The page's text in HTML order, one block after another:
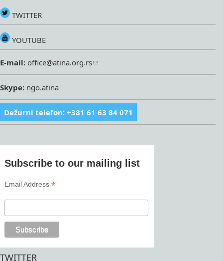
TWITTER
YOUTUBE
E-mail: office@atina.org.rs
Skype: ngo.atina
Dežurni telefon: +381 61 63 84 071
Subscribe to our mailing list
Email Address*
TWITTER